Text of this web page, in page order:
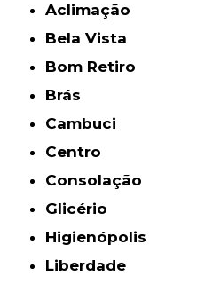
Aclimação
Bela Vista
Bom Retiro
Brás
Cambuci
Centro
Consolação
Glicério
Higienópolis
Liberdade